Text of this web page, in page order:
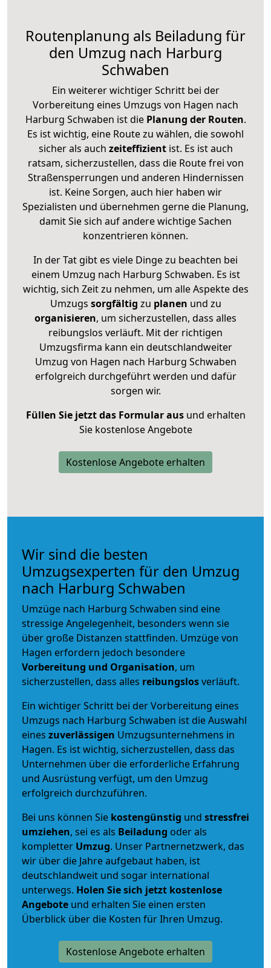
Routenplanung als Beiladung für
den Umzug nach Harburg
Schwaben
Ein weiterer wichtiger Schritt bei der
Vorbereitung eines Umzugs von Hagen nach
Harburg Schwaben ist diePlanung der Routen.
Es ist wichtig, eine Route zu wählen, die sowohl
sicher als auch zeiteffizientist. Es ist auch
ratsam, sicherzustellen, dass die Route frei von
Straßensperrungen und anderen Hindernissen
ist. Keine Sorgen, auch hier haben wir
Spezialisten und übernehmen gerne die Planung,
damit Sie sich auf andere wichtige Sachen
konzentrieren können.
In der Tat gibt es viele Dinge zu beachten bei
einem Umzug nach Harburg Schwaben. Es ist
wichtig, sich Zeit zu nehmen, um alle Aspekte des
Umzugs sorgfältig zu planen und zu
organisieren, um sicherzustellen, dass alles
reibungslos verläuft. Mit der richtigen
Umzugsfirma kann ein deutschlandweiter
Umzug von Hagen nach Harburg Schwaben
erfolgreich durchgeführt werden und dafür
sorgen wir.
Füllen Sie jetzt das Formular ausund erhalten
Sie kostenlose Angebote
Kostenlose Angebote erhalten
Wir sind die besten
Umzugsexperten für den Umzug
nach Harburg Schwaben
Umzüge nach Harburg Schwaben sind eine
stressige Angelegenheit, besonders wenn sie
über große Distanzen stattfinden. Umzüge von
Hagen erfordern jedoch besondere
Vorbereitung und Organisation, um
sicherzustellen, dass alles reibungslosverläuft.
Ein wichtiger Schritt bei der Vorbereitung eines
Umzugs nach Harburg Schwaben ist die Auswahl
eines zuverlässigen Umzugsunternehmens in
Hagen. Es ist wichtig, sicherzustellen, dass das
Unternehmen über die erforderliche Erfahrung
und Ausrüstung verfügt, um den Umzug
erfolgreich durchzuführen.
Bei uns können Sie kostengünstig und stressfrei
umziehen, sei es als Beiladung oder als
kompletter Umzug. Unser Partnernetzwerk, das
wir über die Jahre aufgebaut haben, ist
deutschlandweit und sogar international
unterwegs. Holen Sie sich jetzt kostenlose
Angebote und erhalten Sie einen ersten
Überblick über die Kosten für Ihren Umzug.
Kostenlose Angebote erhalten